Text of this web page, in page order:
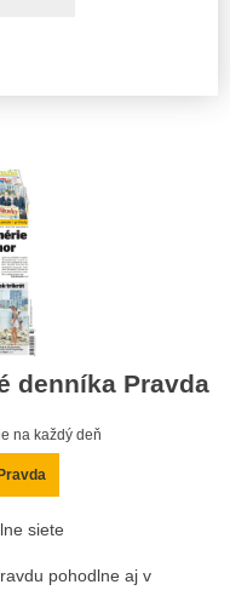
denníka Pravda
na každý deň
siete
pohodlne aj v